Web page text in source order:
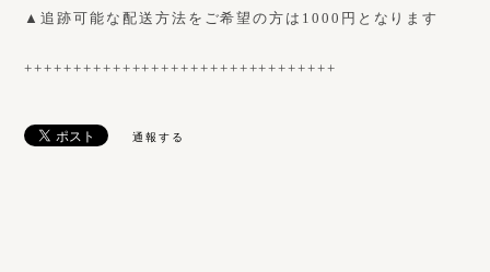
▲追跡可能な配送方法をご希望の方は1000円となります
++++++++++++++++++++++++++++++++
通報する